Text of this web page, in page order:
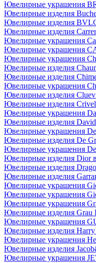
Ювелирные украшения
Ювелирные изделия
Ювелирные изделия
Ювелирные изделия
Ювелирные украшения
Ювелирные украшения
Ювелирные украшения
Ювелирные изделия
Ювелирные изделия
Ювелирные украшения
Ювелирные изделия
Ювелирные изделия
Ювелирные украшения
Ювелирные изделия
Ювелирные украшения De
Ювелирные изделия De
Ювелирные украшения
Ювелирные изделия Dior
Ювелирные изделия
Ювелирные изделия
Ювелирные украшения
Ювелирные украшения
Ювелирные украшения
Ювелирные изделия Grau
Ювелирные украшения
Ювелирные изделия Harry
Ювелирные украшения
Ювелирные изделия
Ювелирные украшения